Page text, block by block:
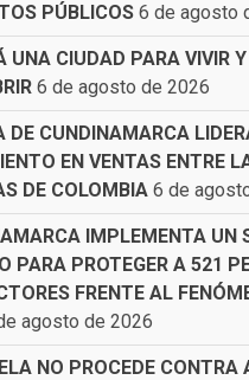
PÚBLICOS 6 de agosto
UNA CIUDAD PARA VIVIR Y
6 de agosto de 2026
DE CUNDINAMARCA
EN VENTAS ENTRE
DE COLOMBIA 6 de
IMPLEMENTA UN
PARA PROTEGER A 521
FRENTE AL
agosto de 2026
NO PROCEDE CONTRA